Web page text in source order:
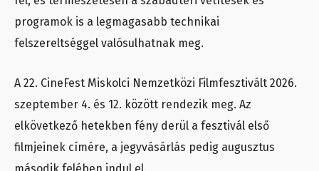
programok is a legmagasabb technikai
felszereltséggel valósulhatnak meg.
A 22. CineFest Miskolci Nemzetközi Filmfesztivált 2026.
szeptember 4. és 12. között rendezik meg. Az
elkövetkező hetekben fény derül a fesztivál első
filmjeinek címére, a jegyvásárlás pedig augusztus